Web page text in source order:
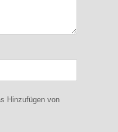
Hinzufügen von